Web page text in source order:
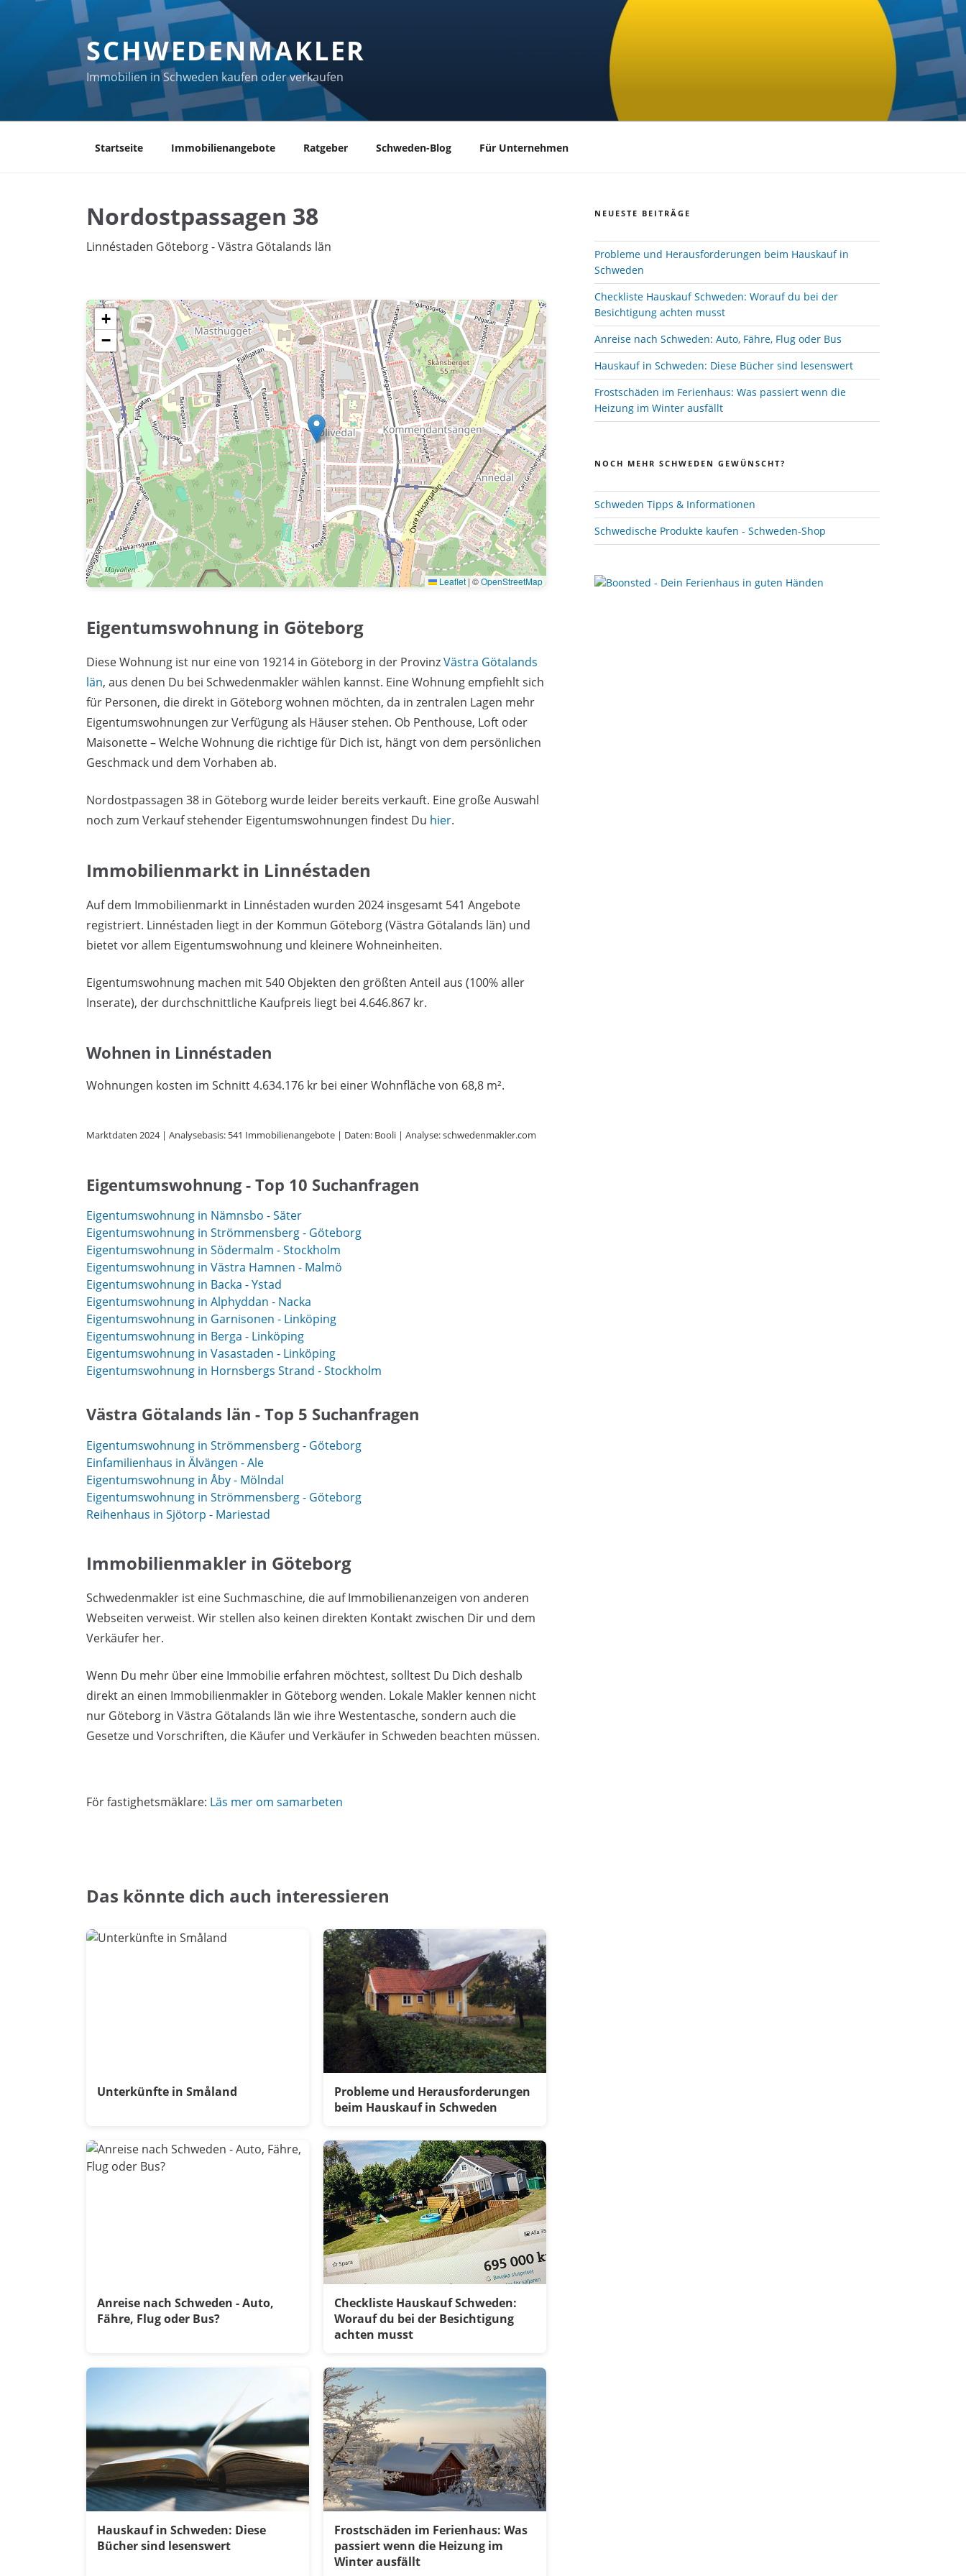
SCHWEDENMAKLER
Immobilien in Schweden kaufen oder verkaufen
Startseite Immobilienangebote Ratgeber Schweden-Blog Für Unternehmen
Nordostpassagen 38
Linnéstaden Göteborg - Västra Götalands län
+
−
Leaflet | ©OpenStreetMap
Eigentumswohnung in Göteborg
Diese Wohnung ist nur eine von 19214 in Göteborg in der ProvinzVästra Götalands
län, aus denen Du bei Schwedenmakler wählen kannst. Eine Wohnung empfiehlt sich
für Personen, die direkt in Göteborg wohnen möchten, da in zentralen Lagen mehr
Eigentumswohnungen zur Verfügung als Häuser stehen. Ob Penthouse, Loft oder
Maisonette – Welche Wohnung die richtige für Dich ist, hängt von dem persönlichen
Geschmack und dem Vorhaben ab.
Nordostpassagen 38 in Göteborg wurde leider bereits verkauft. Eine große Auswahl
noch zum Verkauf stehender Eigentumswohnungen findest Du hier.
Immobilienmarkt in Linnéstaden
Auf dem Immobilienmarkt in Linnéstaden wurden 2024 insgesamt 541 Angebote
registriert. Linnéstaden liegt in der Kommun Göteborg (Västra Götalands län) und
bietet vor allem Eigentumswohnung und kleinere Wohneinheiten.
Eigentumswohnung machen mit 540 Objekten den größten Anteil aus (100% aller
Inserate), der durchschnittliche Kaufpreis liegt bei 4.646.867 kr.
Wohnen in Linnéstaden
Wohnungen kosten im Schnitt 4.634.176 kr bei einer Wohnfläche von 68,8 m².
Marktdaten 2024 | Analysebasis: 541 Immobilienangebote | Daten: Booli | Analyse: schwedenmakler.com
Eigentumswohnung - Top 10 Suchanfragen
Eigentumswohnung in Nämnsbo - Säter
Eigentumswohnung in Strömmensberg - Göteborg
Eigentumswohnung in Södermalm - Stockholm
Eigentumswohnung in Västra Hamnen - Malmö
Eigentumswohnung in Backa - Ystad
Eigentumswohnung in Alphyddan - Nacka
Eigentumswohnung in Garnisonen - Linköping
Eigentumswohnung in Berga - Linköping
Eigentumswohnung in Vasastaden - Linköping
Eigentumswohnung in Hornsbergs Strand - Stockholm
Västra Götalands län - Top 5 Suchanfragen
Eigentumswohnung in Strömmensberg - Göteborg
Einfamilienhaus in Älvängen - Ale
Eigentumswohnung in Åby - Mölndal
Eigentumswohnung in Strömmensberg - Göteborg
Reihenhaus in Sjötorp - Mariestad
Immobilienmakler in Göteborg
Schwedenmakler ist eine Suchmaschine, die auf Immobilienanzeigen von anderen
Webseiten verweist. Wir stellen also keinen direkten Kontakt zwischen Dir und dem
Verkäufer her.
Wenn Du mehr über eine Immobilie erfahren möchtest, solltest Du Dich deshalb
direkt an einen Immobilienmakler in Göteborg wenden. Lokale Makler kennen nicht
nur Göteborg in Västra Götalands län wie ihre Westentasche, sondern auch die
Gesetze und Vorschriften, die Käufer und Verkäufer in Schweden beachten müssen.
För fastighetsmäklare: Läs mer om samarbeten
Das könnte dich auch interessieren
Unterkünfte in Småland
Probleme und Herausforderungen
beim Hauskauf in Schweden
Anreise nach Schweden - Auto,
Fähre, Flug oder Bus?
Checkliste Hauskauf Schweden:
Worauf du bei der Besichtigung
achten musst
Hauskauf in Schweden: Diese
Bücher sind lesenswert
Frostschäden im Ferienhaus: Was
passiert wenn die Heizung im
Winter ausfällt
NEUESTE BEITRÄGE
Probleme und Herausforderungen beim Hauskauf in
Schweden
Checkliste Hauskauf Schweden: Worauf du bei der
Besichtigung achten musst
Anreise nach Schweden: Auto, Fähre, Flug oder Bus
Hauskauf in Schweden: Diese Bücher sind lesenswert
Frostschäden im Ferienhaus: Was passiert wenn die
Heizung im Winter ausfällt
NOCH MEHR SCHWEDEN GEWÜNSCHT?
Schweden Tipps & Informationen
Schwedische Produkte kaufen - Schweden-Shop